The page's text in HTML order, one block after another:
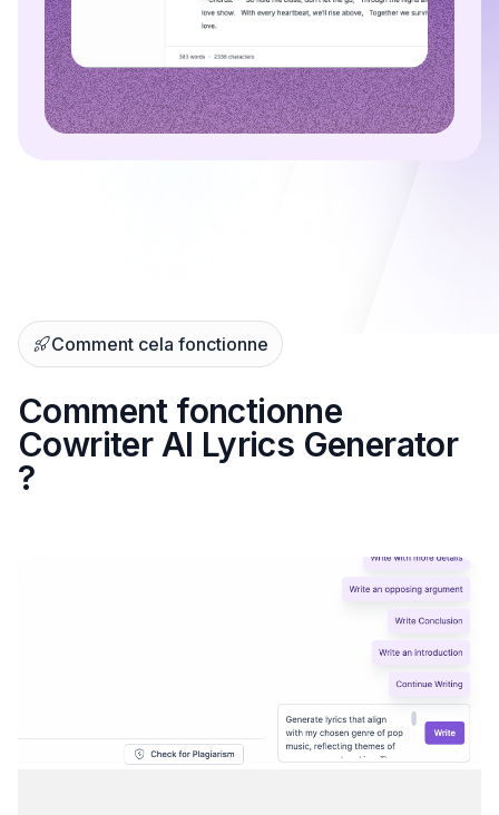
Comment cela fonctionne
Comment fonctionne
Cowriter AI Lyrics Generator
?